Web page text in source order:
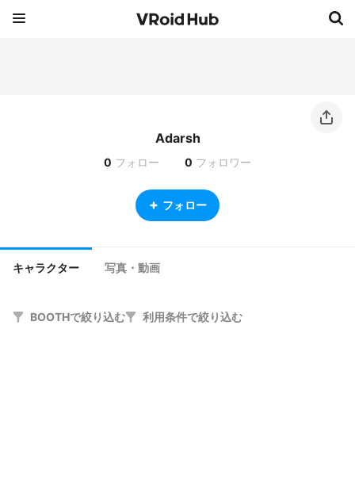
Adarsh
0 フォロー 0 フォロワー
フォロー
キャラクター 写真・動画
BOOTHで絞り込む 利用条件で絞り込む